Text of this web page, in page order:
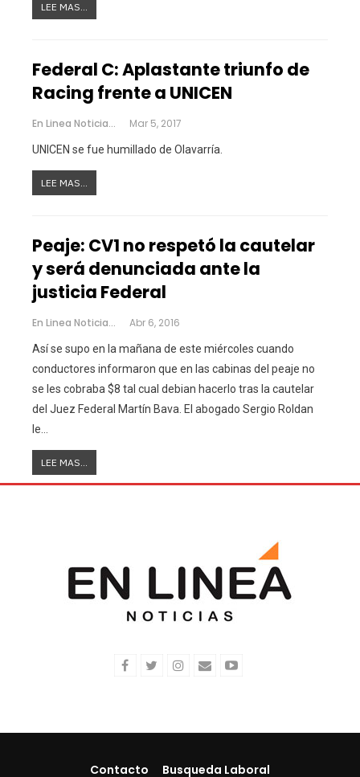
LEE MAS...
Federal C: Aplastante triunfo de
Racing frente a UNICEN
En Linea Noticias Mar 5, 2017
UNICEN se fue humillado de Olavarría.
LEE MAS...
Peaje: CV1 no respetó la cautelar
y será denunciada ante la
justicia Federal
En Linea Noticias Abr 6, 2016
Así se supo en la mañana de este miércoles cuando
conductores informaron que en las cabinas del peaje no
se les cobraba $8 tal cual debian hacerlo tras la cautelar
del Juez Federal Martín Bava. El abogado Sergio Roldan
le…
LEE MAS...
Contacto Busqueda Laboral